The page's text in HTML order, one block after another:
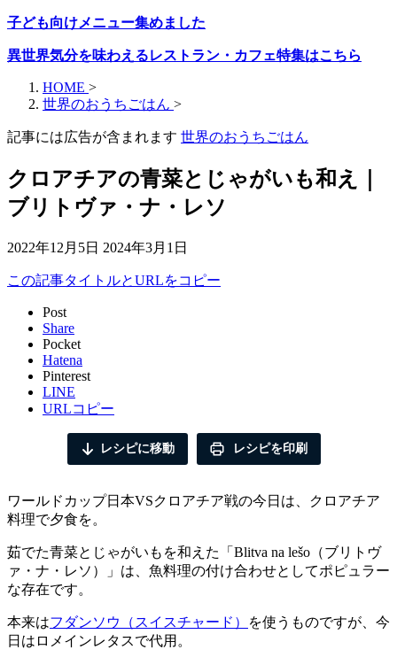
子ども向けメニュー集めました
異世界気分を味わえるレストラン・カフェ特集はこちら
HOME >
世界のおうちごはん >
記事には広告が含まれます 世界のおうちごはん
クロアチアの青菜とじゃがいも和え｜
ブリトヴァ・ナ・レソ
2022年12月5日 2024年3月1日
この記事タイトルとURLをコピー
Post
Share
Pocket
Hatena
Pinterest
LINE
URLコピー
レシピに移動 レシピを印刷
ワールドカップ日本VSクロアチア戦の今日は、クロアチア
料理で夕食を。
茹でた青菜とじゃがいもを和えた「Blitva na lešo（ブリトヴ
ァ・ナ・レソ）」は、魚料理の付け合わせとしてポピュラー
な存在です。
本来はフダンソウ（スイスチャード）
を使うものですが、今
日はロメインレタスで代用。